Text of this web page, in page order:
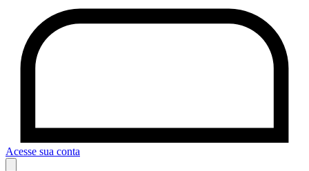
Acesse sua conta